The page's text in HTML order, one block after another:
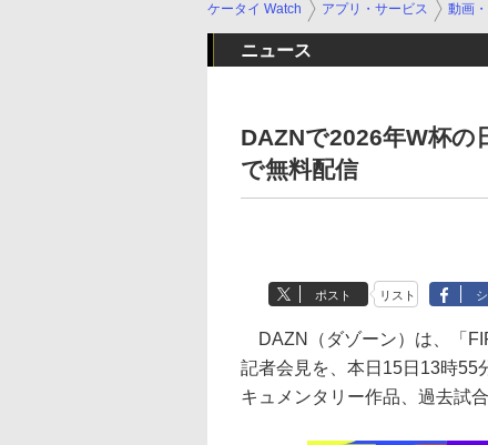
ケータイ Watch アプリ・サービス 動画
ニュース
DAZNで2026年W杯の
で無料配信
ポスト リスト
DAZN（ダゾーン）は、「
記者会見を、本日15日13時55
キュメンタリー作品、過去試